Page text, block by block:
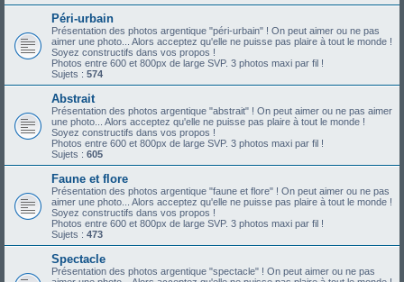
Péri-urbain
Présentation des photos argentique "péri-urbain" ! On peut aimer ou ne pas
aimer une photo... Alors acceptez qu'elle ne puisse pas plaire à tout le monde !
Soyez constructifs dans vos propos !
Photos entre 600 et 800px de large SVP. 3 photos maxi par fil !
Sujets : 574
Abstrait
Présentation des photos argentique "abstrait" ! On peut aimer ou ne pas aimer
une photo... Alors acceptez qu'elle ne puisse pas plaire à tout le monde !
Soyez constructifs dans vos propos !
Photos entre 600 et 800px de large SVP. 3 photos maxi par fil !
Sujets : 605
Faune et flore
Présentation des photos argentique "faune et flore" ! On peut aimer ou ne pas
aimer une photo... Alors acceptez qu'elle ne puisse pas plaire à tout le monde !
Soyez constructifs dans vos propos !
Photos entre 600 et 800px de large SVP. 3 photos maxi par fil !
Sujets : 473
Spectacle
Présentation des photos argentique "spectacle" ! On peut aimer ou ne pas